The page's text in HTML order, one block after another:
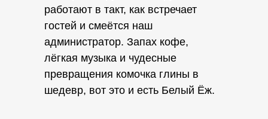
работают в такт, как встречает
гостей и смеётся наш
администратор. Запах кофе,
лёгкая музыка и чудесные
превращения комочка глины в
шедевр, вот это и есть Белый Ёж.